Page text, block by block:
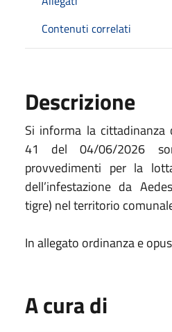
Contenuti correlati
Descrizione
Si informa la cittadinanza
41 del 04/06/2026
provvedimenti per la
dell’infestazione da
tigre) nel territorio
In allegato ordinanza e
A cura di